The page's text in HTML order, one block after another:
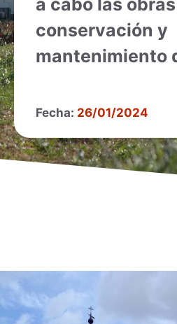
a cabo las
conservación y
mantenimiento
Fecha: 26/01/2024